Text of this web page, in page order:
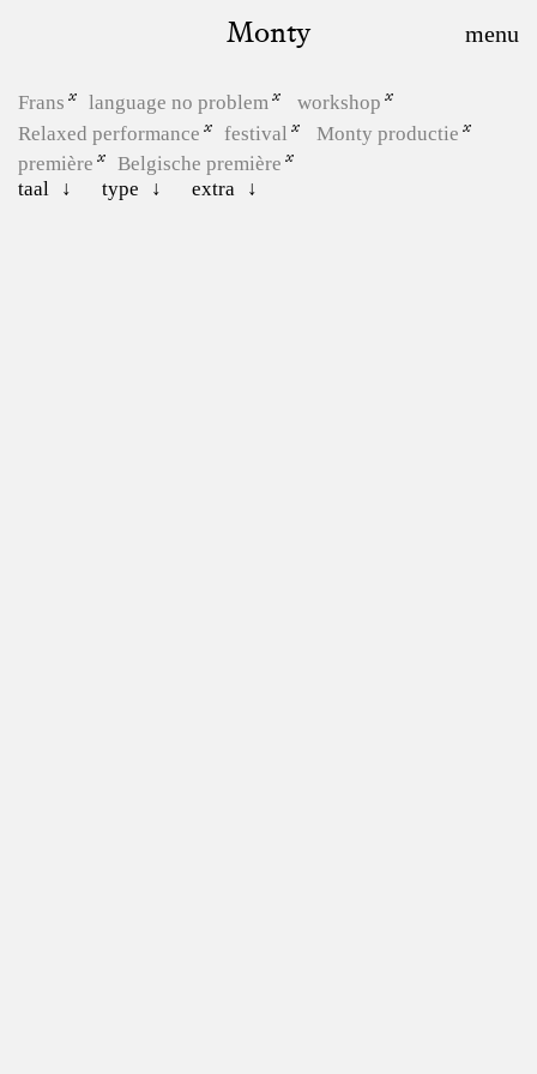
Monty
Frans language no problem
workshop
Relaxed performance
festival
Monty productie
première
Belgische première
taal
type extra